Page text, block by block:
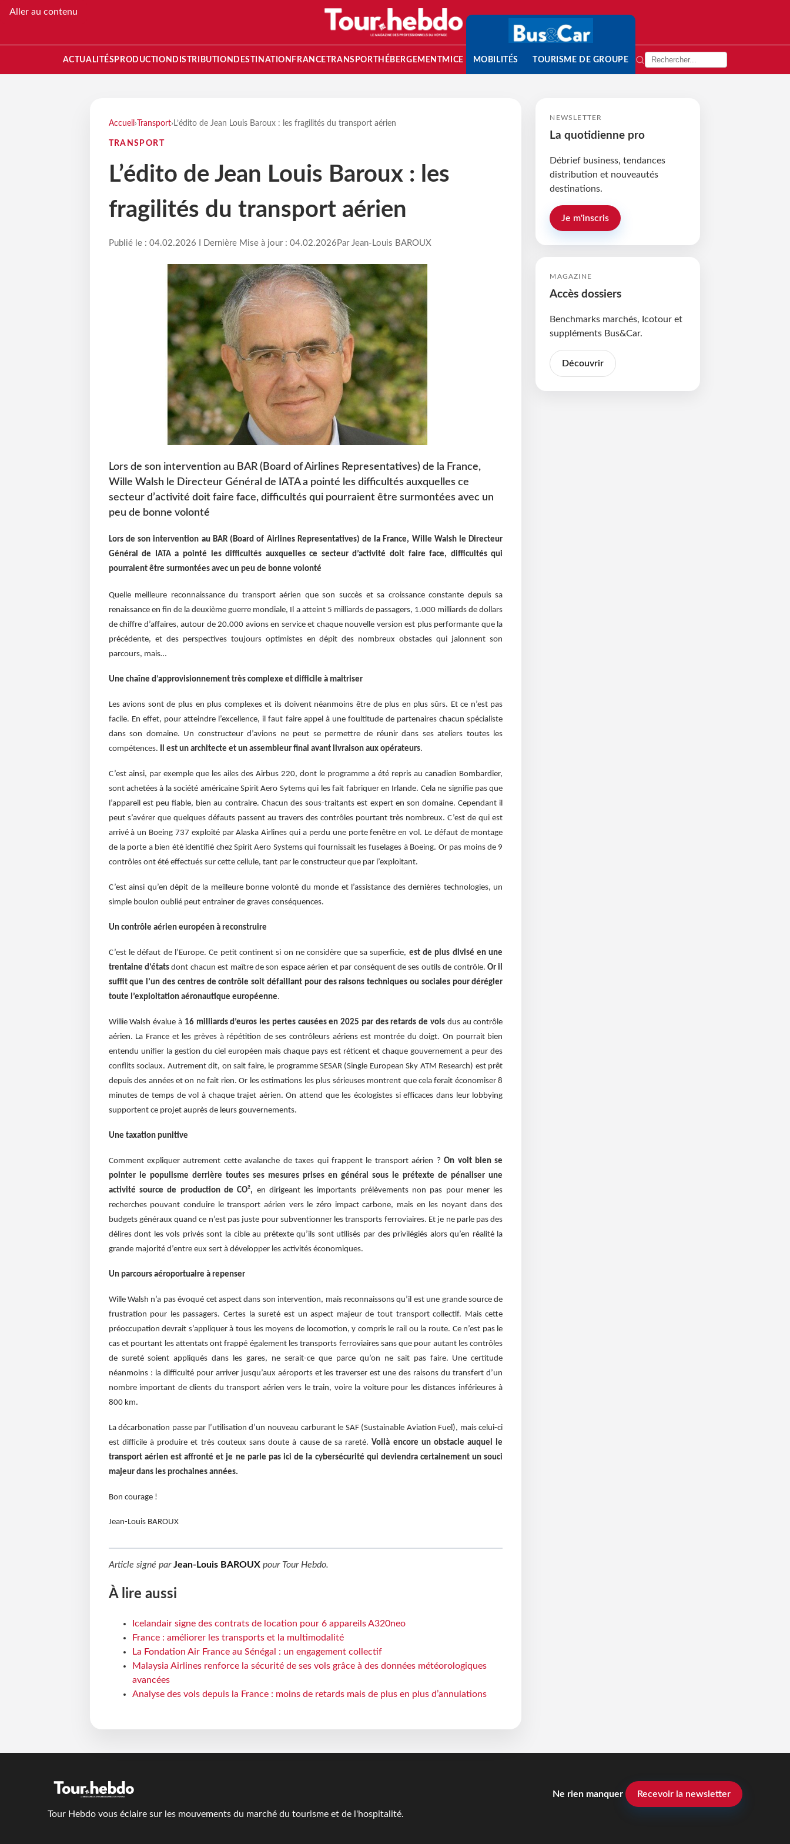
Aller au contenu
ACTUALITÉS PRODUCTION DISTRIBUTION DESTINATION FRANCETRANSPORT HÉBERGEMENTMICE MOBILITÉS TOURISME DE GROUPE
Accueil › Transport› L’édito de Jean Louis Baroux : les fragilités du transport aérien
TRANSPORT
L’édito de Jean Louis Baroux : les
fragilités du transport aérien
Publié le : 04.02.2026 I Dernière Mise à jour : 04.02.2026 Par Jean-Louis BAROUX
Lors de son intervention au BAR (Board of Airlines Representatives) de la France,
Wille Walsh le Directeur Général de IATA a pointé les difficultés auxquelles ce
secteur d’activité doit faire face, difficultés qui pourraient être surmontées avec un
peu de bonne volonté
Lors de son intervention au BAR (Board of Airlines Representatives) de la France, Wille Walsh le Directeur
Général de IATA a pointé les difficultés auxquelles ce secteur d’activité doit faire face, difficultés qui
pourraient être surmontées avec un peu de bonne volonté
Quelle meilleure reconnaissance du transport aérien que son succès et sa croissance constante depuis sa
renaissance en fin de la deuxième guerre mondiale, Il a atteint 5 milliards de passagers, 1.000 milliards de dollars
de chiffre d’affaires, autour de 20.000 avions en service et chaque nouvelle version est plus performante que la
précédente, et des perspectives toujours optimistes en dépit des nombreux obstacles qui jalonnent son
parcours, mais…
Une chaîne d’approvisionnement très complexe et difficile à maitriser
Les avions sont de plus en plus complexes et ils doivent néanmoins être de plus en plus sûrs. Et ce n’est pas
facile. En effet, pour atteindre l’excellence, il faut faire appel à une foultitude de partenaires chacun spécialiste
dans son domaine. Un constructeur d’avions ne peut se permettre de réunir dans ses ateliers toutes les
compétences. Il est un architecte et un assembleur final avant livraison aux opérateurs.
C’est ainsi, par exemple que les ailes des Airbus 220, dont le programme a été repris au canadien Bombardier,
sont achetées à la société américaine Spirit Aero Sytems qui les fait fabriquer en Irlande. Cela ne signifie pas que
l’appareil est peu fiable, bien au contraire. Chacun des sous-traitants est expert en son domaine. Cependant il
peut s’avérer que quelques défauts passent au travers des contrôles pourtant très nombreux. C’est de qui est
arrivé à un Boeing 737 exploité par Alaska Airlines qui a perdu une porte fenêtre en vol. Le défaut de montage
de la porte a bien été identifié chez Spirit Aero Systems qui fournissait les fuselages à Boeing. Or pas moins de 9
contrôles ont été effectués sur cette cellule, tant par le constructeur que par l’exploitant.
C’est ainsi qu’en dépit de la meilleure bonne volonté du monde et l’assistance des dernières technologies, un
simple boulon oublié peut entrainer de graves conséquences.
Un contrôle aérien européen à reconstruire
C’est le défaut de l’Europe. Ce petit continent si on ne considère que sa superficie, est de plus divisé en une
trentaine d’étatsdont chacun est maître de son espace aérien et par conséquent de ses outils de contrôle. Or il
suffit que l’un des centres de contrôle soit défaillant pour des raisons techniques ou sociales pour dérégler
toute l’exploitation aéronautique européenne.
Willie Walsh évalue à 16 milliards d’euros les pertes causées en 2025 par des retards de vols dus au contrôle
aérien. La France et les grèves à répétition de ses contrôleurs aériens est montrée du doigt. On pourrait bien
entendu unifier la gestion du ciel européen mais chaque pays est réticent et chaque gouvernement a peur des
conflits sociaux. Autrement dit, on sait faire, le programme SESAR (Single European Sky ATM Research) est prêt
depuis des années et on ne fait rien. Or les estimations les plus sérieuses montrent que cela ferait économiser 8
minutes de temps de vol à chaque trajet aérien. On attend que les écologistes si efficaces dans leur lobbying
supportent ce projet auprès de leurs gouvernements.
Une taxation punitive
Comment expliquer autrement cette avalanche de taxes qui frappent le transport aérien ?On voit bien se
pointer le populisme derrière toutes ses mesures prises en général sous le prétexte de pénaliser une
activité source de production de CO², en dirigeant les importants prélèvements non pas pour mener les
recherches pouvant conduire le transport aérien vers le zéro impact carbone, mais en les noyant dans des
budgets généraux quand ce n’est pas juste pour subventionner les transports ferroviaires. Et je ne parle pas des
délires dont les vols privés sont la cible au prétexte qu’ils sont utilisés par des privilégiés alors qu’en réalité la
grande majorité d’entre eux sert à développer les activités économiques.
Un parcours aéroportuaire à repenser
Wille Walsh n’a pas évoqué cet aspect dans son intervention, mais reconnaissons qu’il est une grande source de
frustration pour les passagers. Certes la sureté est un aspect majeur de tout transport collectif. Mais cette
préoccupation devrait s’appliquer à tous les moyens de locomotion, y compris le rail ou la route. Ce n’est pas le
cas et pourtant les attentats ont frappé également les transports ferroviaires sans que pour autant les contrôles
de sureté soient appliqués dans les gares, ne serait-ce que parce qu’on ne sait pas faire. Une certitude
néanmoins : la difficulté pour arriver jusqu’aux aéroports et les traverser est une des raisons du transfert d’un
nombre important de clients du transport aérien vers le train, voire la voiture pour les distances inférieures à
800 km.
La décarbonation passe par l’utilisation d’un nouveau carburant le SAF (Sustainable Aviation Fuel), mais celui-ci
est difficile à produire et très couteux sans doute à cause de sa rareté.Voilà encore un obstacle auquel le
transport aérien est affronté et je ne parle pas ici de la cybersécurité qui deviendra certainement un souci
majeur dans les prochaines années.
Bon courage !
Jean-Louis BAROUX
Article signé parJean-Louis BAROUXpour Tour Hebdo.
À lire aussi
Icelandair signe des contrats de location pour 6 appareils A320neo
France : améliorer les transports et la multimodalité
La Fondation Air France au Sénégal : un engagement collectif
Malaysia Airlines renforce la sécurité de ses vols grâce à des données météorologiques
avancées
Analyse des vols depuis la France : moins de retards mais de plus en plus d’annulations
NEWSLETTER
La quotidienne pro
Débrief business, tendances
distribution et nouveautés
destinations.
Je m'inscris
MAGAZINE
Accès dossiers
Benchmarks marchés, Icotour et
suppléments Bus&Car.
Découvrir
Tour Hebdo vous éclaire sur les mouvements du marché du tourisme et de l'hospitalité.
Ne rien manquer Recevoir la newsletter